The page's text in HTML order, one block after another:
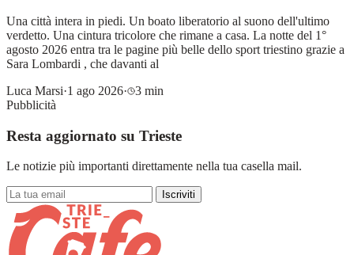
Una città intera in piedi. Un boato liberatorio al suono dell'ultimo
verdetto. Una cintura tricolore che rimane a casa. La notte del 1°
agosto 2026 entra tra le pagine più belle dello sport triestino grazie a
Sara Lombardi , che davanti al
Luca Marsi·1 ago 2026·
3 min
Pubblicità
Resta aggiornato su Trieste
Le notizie più importanti direttamente nella tua casella mail.
Iscriviti